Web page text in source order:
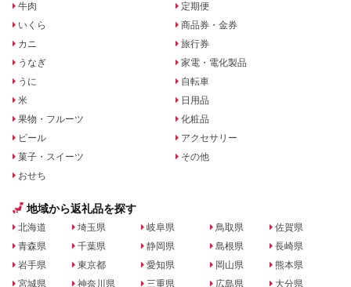
牛肉
いくら
カニ
うなぎ
うに
米
果物・フルーツ
ビール
菓子・スイーツ
おせち
定期便
商品券・金券
旅行券
家電・電化製品
自転車
日用品
化粧品
アクセサリー
その他
地域から返礼品を探す
北海道
青森県
岩手県
宮城県
埼玉県
千葉県
東京都
神奈川県
岐阜県
静岡県
愛知県
三重県
鳥取県
島根県
岡山県
広島県
佐賀県
長崎県
熊本県
大分県